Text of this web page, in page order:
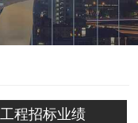
工程招标业绩